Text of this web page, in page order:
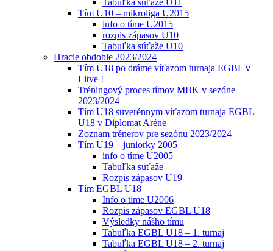
Tím U10 – mikroliga U2015
info o tíme U2015
rozpis zápasov U10
Tabuľka súťaže U10
Hracie obdobie 2023/2024
Tím U18 po dráme víťazom turnaja EGBL v
Litve !
Tréningový proces tímov MBK v sezóne
2023/2024
Tím U18 suverénnym víťazom turnaja EGBL
U18 v Diplomat Aréne
Zoznam trénerov pre sezónu 2023/2024
Tím U19 – juniorky 2005
info o tíme U2005
Tabuľka súťaže
Rozpis zápasov U19
Tím EGBL U18
Info o tíme U2006
Rozpis zápasov EGBL U18
Výsledky nášho tímu
Tabuľka EGBL U18 – 1. turnaj
Tabuľka EGBL U18 – 2. turnaj